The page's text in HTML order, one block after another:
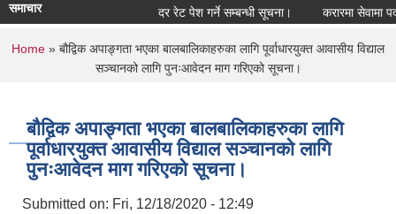
समाचार दर रेट पेश गर्ने सम्बन्धी सूचना। करारमा सेवामा
You are here
Home » बौद्विक अपाङ्गता भएका बालबालिकाहरुका लागि पूर्वाधारयुक्त आवासीय विद्याल
सञ्चानको लागि पुनःआवेदन माग गरिएको सूचना।
बौद्विक अपाङ्गता भएका बालबालिकाहरुका लागि
पूर्वाधारयुक्त आवासीय विद्याल सञ्चानको लागि
पुनःआवेदन माग गरिएको सूचना।
Submitted on: Fri, 12/18/2020 - 12:49